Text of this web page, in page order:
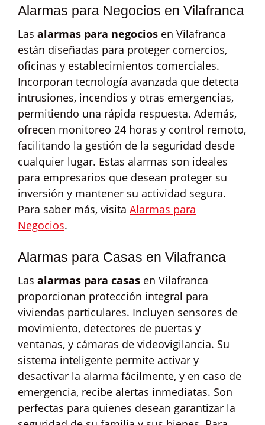
Alarmas para Negocios en Vilafranca
Las alarmas para negocios en Vilafranca
están diseñadas para proteger comercios,
oficinas y establecimientos comerciales.
Incorporan tecnología avanzada que detecta
intrusiones, incendios y otras emergencias,
permitiendo una rápida respuesta. Además,
ofrecen monitoreo 24 horas y control remoto,
facilitando la gestión de la seguridad desde
cualquier lugar. Estas alarmas son ideales
para empresarios que desean proteger su
inversión y mantener su actividad segura.
Para saber más, visita Alarmas para
Negocios.
Alarmas para Casas en Vilafranca
Las alarmas para casas en Vilafranca
proporcionan protección integral para
viviendas particulares. Incluyen sensores de
movimiento, detectores de puertas y
ventanas, y cámaras de videovigilancia. Su
sistema inteligente permite activar y
desactivar la alarma fácilmente, y en caso de
emergencia, recibe alertas inmediatas. Son
perfectas para quienes desean garantizar la